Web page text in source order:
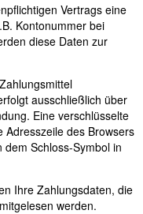
Vertrags eine
Kontonummer bei
diese Daten zur
ausschließlich über
Eine verschlüsselte
Adresszeile des Browsers
dem Schloss-Symbol in
Ihre Zahlungsdaten, die
werden.